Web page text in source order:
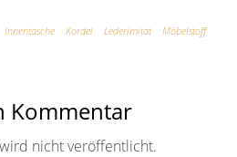
Innentasche Kordel Lederimitat
Möbelstoff
Kommentar
nicht veröffentlicht.